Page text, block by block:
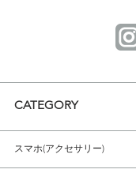
CATEGORY
スマホ(アクセサリー)